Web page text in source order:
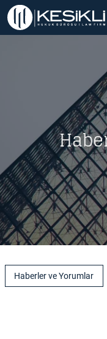
Haberler ve Yorumlar